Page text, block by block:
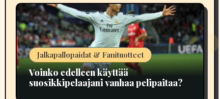
Jalkapallopaidat & Fanituotteet
Voinko edelleen käyttää
suosikkipelaajani vanhaa pelipaitaa?